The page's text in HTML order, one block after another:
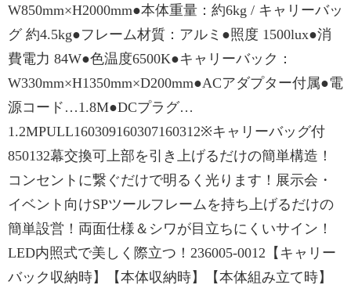
W850mm×H2000mm●本体重量：約6kg / キャリーバッ
グ 約4.5kg●フレーム材質：アルミ●照度 1500lux●消
費電力 84W●色温度6500K●キャリーバック：
W330mm×H1350mm×D200mm●ACアダプター付属●電
源コード…1.8M●DCプラグ…
1.2MPULL160309160307160312※キャリーバッグ付
850132幕交換可上部を引き上げるだけの簡単構造！
コンセントに繋ぐだけで明るく光ります！展示会・
イベント向けSPツールフレームを持ち上げるだけの
簡単設営！両面仕様＆シワが目立ちにくいサイン！
LED内照式で美しく際立つ！236005-0012【キャリー
バック収納時】【本体収納時】【本体組み立て時】